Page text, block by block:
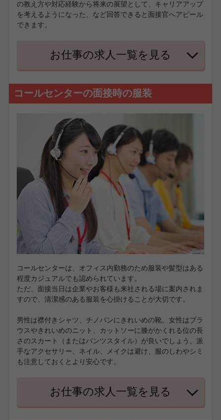
の教え方や対応経験から将来の展望として、キャリアアップ
を考えるようになった、など回答できると面接官へアピール
できます。
お仕事の求人一覧を見る
コールセンターの面接時の服装
コールセンターは、オフィス内勤務のため服装や髪型はある
程度カジュアルでも認められています。
ただ、面接当日は企業やお客様も来社される場に案内されま
すので、清潔感のある服装を心掛けることが大切です。
男性は襟付きシャツ、チノパンにきれいめの靴。女性はブラ
ウスやきれいめのニット、カットソーに膝がかくれる位の長
さのスカート（またはパンツスタイル）が良いでしょう。派
手なアクセサリー、ネイル、メイクは避け、服のしわやシミ
も注意しておくとより安心です。
お仕事の求人一覧を見る